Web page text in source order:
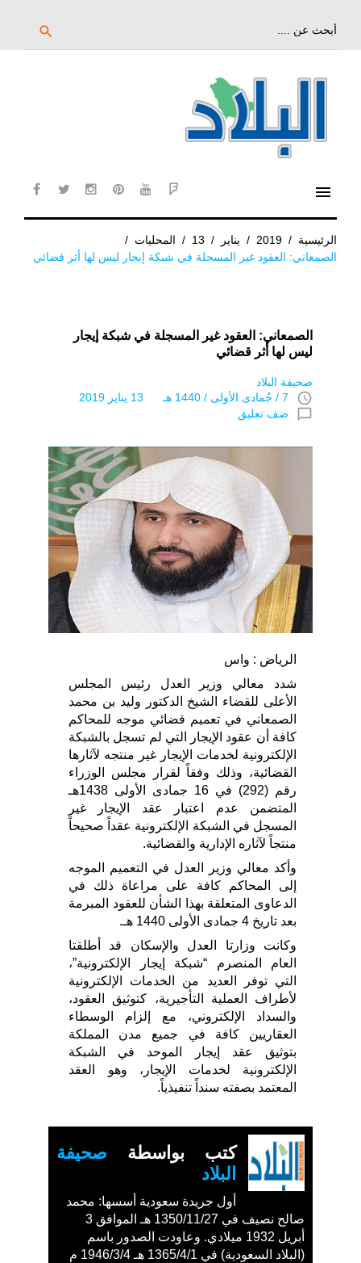
search
menu
الرئيسية /
2019
/ يناير /
13
/ المحليات /
الصمعاني: العقود غير المسجلة في شبكة إيجار ليس لها أثر قضائي
الصمعاني: العقود غير المسجلة في شبكة إيجار
ليس لها أثر قضائي
صحيفة البلاد
access_time 7 / جُمادى اﻷولى / 1440 هـ 13 يناير 2019
chat_bubble_outline ضف تعليق
الرياض : واس
شدد معالي وزير العدل رئيس المجلس
الأعلى للقضاء الشيخ الدكتور وليد بن محمد
الصمعاني في تعميم قضائي موجه للمحاكم
كافة أن عقود الإيجار التي لم تسجل بالشبكة
الإلكترونية لخدمات الإيجار غير منتجه لآثارها
القضائية، وذلك وفقاً لقرار مجلس الوزراء
رقم (292) في 16 جمادى الأولى 1438هـ
المتضمن عدم اعتبار عقد الإيجار غير
المسجل في الشبكة الإلكترونية عقداً صحيحاً
منتجاً لآثاره الإدارية والقضائية.
وأكد معالي وزير العدل في التعميم الموجه
إلى المحاكم كافة على مراعاة ذلك في
الدعاوى المتعلقة بهذا الشأن للعقود المبرمة
بعد تاريخ 4 جمادى الأولى 1440 هـ.
وكانت وزارتا العدل والإسكان قد أطلقتا
العام المنصرم “شبكة إيجار الإلكترونية”،
التي توفر العديد من الخدمات الإلكترونية
لأطراف العملية التأجيرية، كتوثيق العقود،
والسداد الإلكتروني، مع إلزام الوسطاء
العقاريين كافة في جميع مدن المملكة
بتوثيق عقد إيجار الموحد في الشبكة
الإلكترونية لخدمات الإيجار، وهو العقد
المعتمد بصفته سنداً تنفيذياً.
كتب بواسطة صحيفة
البلاد
أول جريدة سعودية أسسها: محمد
صالح نصيف في 1350/11/27 هـ الموافق 3
أبريل 1932 ميلادي. وعاودت الصدور باسم
(البلاد السعودية) في 1365/4/1 هـ 1946/3/4 م